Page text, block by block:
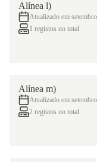
Alínea l)
Atualizado em
1 registos no total
Alínea m)
Atualizado em
2 registos no total